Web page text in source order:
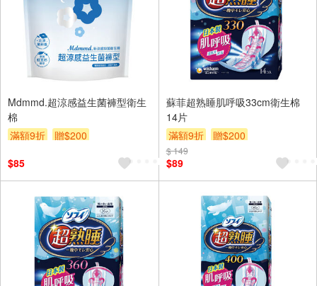
Mdmmd.超涼感益生菌褲型衛生
棉
滿額9折
贈$200
$85
蘇菲超熟睡肌呼吸33cm衛生棉
14片
滿額9折
贈$200
$ 149
$89